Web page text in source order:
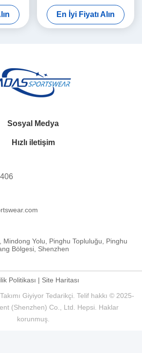
Forma Baskılı Nakış Logolu
En İyi Fiyatı Alın
Sosyal Medya
Hızlı iletişim
Mindong Yolu, Pinghu Topluluğu, Pinghu
Bölgesi, Shenzhen
Politikası | Site Haritası
Giyiyor Tedarikçi. Telif hakkı © 2025-
(Shenzhen) Co., Ltd. Hepsi. Haklar
korunmuş.